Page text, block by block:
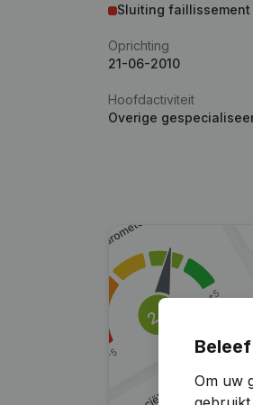
Sluiting faillissement
Oprichting
21-06-2010
Hoofdactiviteit
Overige
Om uw